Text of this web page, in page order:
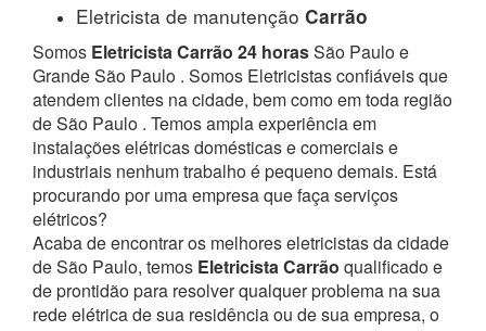
Eletricista de manutenção Carrão
Somos Eletricista Carrão 24 horasSão Paulo e
Grande São Paulo . Somos Eletricistas confiáveis que
atendem clientes na cidade, bem como em toda região
de São Paulo . Temos ampla experiência em
instalações elétricas domésticas e comerciais e
industriais nenhum trabalho é pequeno demais. Está
procurando por uma empresa que faça serviços
elétricos?
Acaba de encontrar os melhores eletricistas da cidade
de São Paulo, temos Eletricista Carrão qualificado e
de prontidão para resolver qualquer problema na sua
rede elétrica de sua residência ou de sua empresa, o